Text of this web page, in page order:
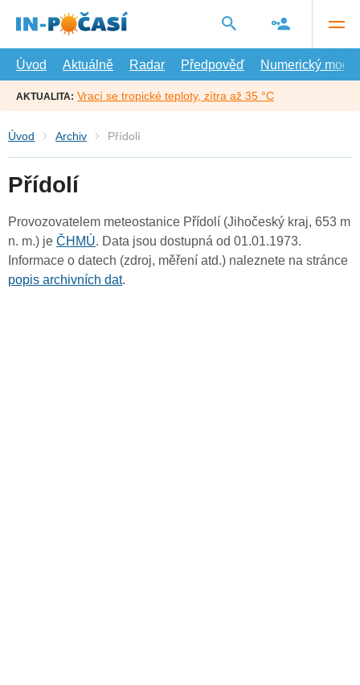
hlavní
Úvod
Aktuálně Radar Předpověď Numerický model
AKTUALITA: Vrací se tropické teploty, zítra až 35 °C
Úvod Archiv Přídolí
Přídolí
Provozovatelem meteostanice Přídolí (Jihočeský kraj, 653 m
n. m.) je ČHMÚ. Data jsou dostupná od 01.01.1973.
Informace o datech (zdroj, měření atd.) naleznete na stránce
popis archivních dat.